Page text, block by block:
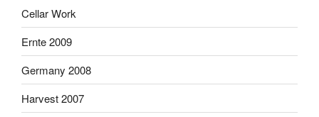
Cellar Work
Ernte 2009
Germany 2008
Harvest 2007